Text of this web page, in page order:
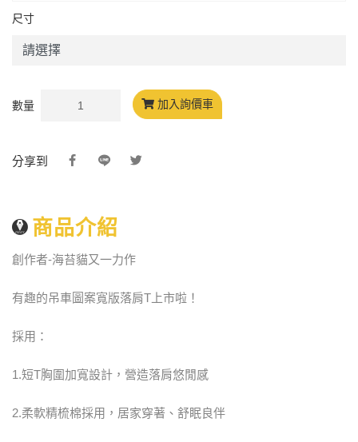
尺寸
數量 加入詢價車
分享到
商品介紹
創作者-海苔貓又一力作
有趣的吊車圖案寬版落肩T上市啦！
採用：
1.短T胸圍加寬設計，營造落肩悠閒感
2.柔軟精梳棉採用，居家穿著、舒眠良伴